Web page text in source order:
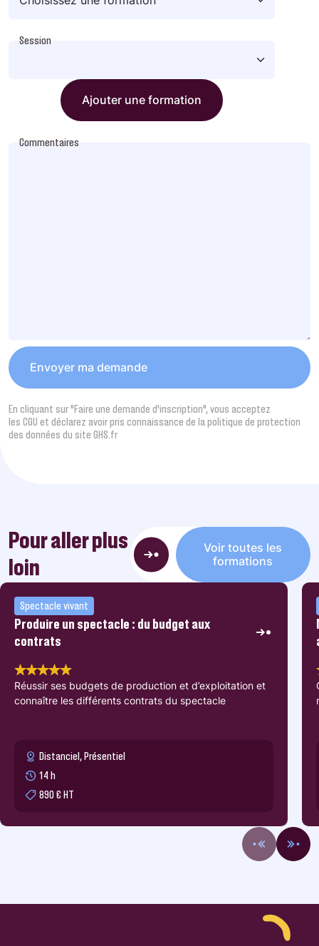
Session
Ajouter une formation
Commentaires
En cliquant sur "Faire une demande d’inscription", vous acceptez
les CGU et déclarez avoir pris connaissance de la politique de protection
des données du site GHS.fr
Pour aller plus
loin
Voir toutes les
formations
Spectacle vivant
Produire un spectacle : du budget aux
contrats
92%
Réussir ses budgets de production et d’exploitation et
connaître les différents contrats du spectacle
Distanciel, Présentiel
14 h
890 € HT